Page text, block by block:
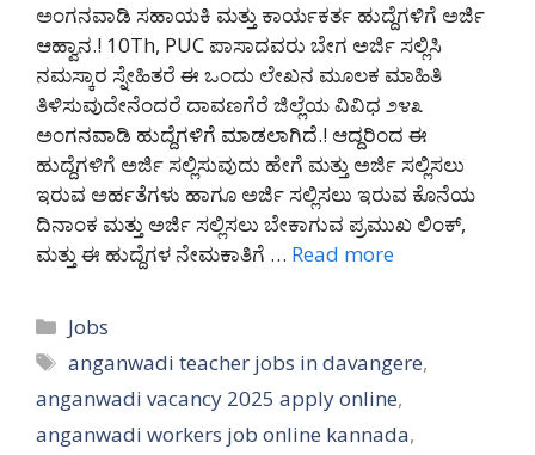
ಅಂಗನವಾಡಿ ಸಹಾಯಕಿ ಮತ್ತು ಕಾರ್ಯಕರ್ತ ಹುದ್ದೆಗಳಿಗೆ ಅರ್ಜಿ
ಆಹ್ವಾನ.! 10Th, PUC ಪಾಸಾದವರು ಬೇಗ ಅರ್ಜಿ ಸಲ್ಲಿಸಿ
ನಮಸ್ಕಾರ ಸ್ನೇಹಿತರೆ ಈ ಒಂದು ಲೇಖನ ಮೂಲಕ ಮಾಹಿತಿ
ತಿಳಿಸುವುದೇನೆಂದರೆ ದಾವಣಗೆರೆ ಜಿಲ್ಲೆಯ ವಿವಿಧ ೨೪೩
ಅಂಗನವಾಡಿ ಹುದ್ದೆಗಳಿಗೆ ಮಾಡಲಾಗಿದೆ.! ಆದ್ದರಿಂದ ಈ
ಹುದ್ದೆಗಳಿಗೆ ಅರ್ಜಿ ಸಲ್ಲಿಸುವುದು ಹೇಗೆ ಮತ್ತು ಅರ್ಜಿ ಸಲ್ಲಿಸಲು
ಇರುವ ಅರ್ಹತೆಗಳು ಹಾಗೂ ಅರ್ಜಿ ಸಲ್ಲಿಸಲು ಇರುವ ಕೊನೆಯ
ದಿನಾಂಕ ಮತ್ತು ಅರ್ಜಿ ಸಲ್ಲಿಸಲು ಬೇಕಾಗುವ ಪ್ರಮುಖ ಲಿಂಕ್,
ಮತ್ತು ಈ ಹುದ್ದೆಗಳ ನೇಮಕಾತಿಗೆ … Read more
Categories
Jobs
Tags
anganwadi teacher jobs in davangere,
anganwadi vacancy 2025 apply online,
anganwadi workers job online kannada,